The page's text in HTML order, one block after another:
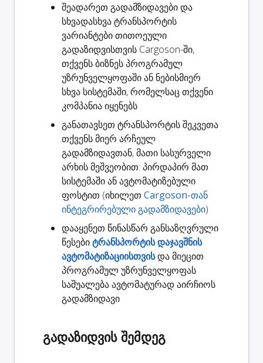
შეადარეთ გადამზიდავებიდა
სხვადასხვა ტრანსპორტის
ვარიანტები თითოეული
გადაზიდვისთვის Cargoson-ში,
თქვენს ბიზნეს პროგრამულ
უზრუნველყოფაში ან ნებისმიერ
სხვა სისტემაში, რომელსაც თქვენი
კომპანია იყენებს
განათავსეთ ტრანსპორტის შეკვეთა
თქვენს მიერ არჩეულ
გადამზიდავთან, მათი სასურველი
არხის მეშვეობით: პირდაპირ მათ
სისტემაში ან ავტომატიზებული
ფოსტით (იხილეთ Cargoson-თან
ინტეგრირებული გადამზიდავები)
დააყენეთ წინასწარ განსაზღვრული
წესებიტრანსპორტის დაჯავშნის
ავტომატიზაციისთვისდა მიეცით
პროგრამულ უზრუნველყოფას
საშუალება ავტომატურად აირჩიოს
გადამზიდავი
გადაზიდვის შემდეგ